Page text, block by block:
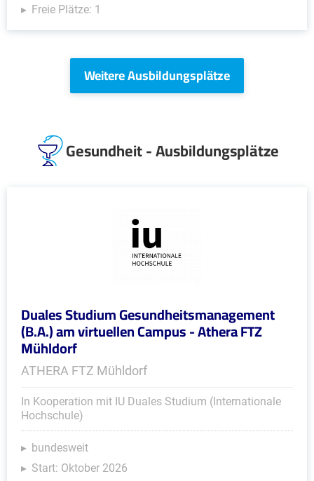
Freie Plätze: 1
Weitere Ausbildungsplätze
Gesundheit - Ausbildungsplätze
Duales Studium Gesundheitsmanagement
(B.A.) am virtuellen Campus - Athera FTZ
Mühldorf
ATHERA FTZ Mühldorf
In Kooperation mit IU Duales Studium (Internationale
Hochschule)
bundesweit
Start: Oktober 2026